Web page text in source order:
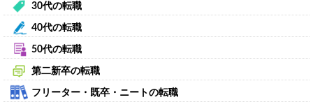
30代の転職
40代の転職
50代の転職
第二新卒の転職
フリーター・既卒・ニートの転職